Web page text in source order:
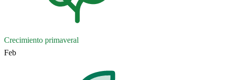
Crecimiento primaveral
Feb